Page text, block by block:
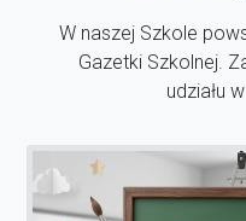
W naszej Szkole
Gazetki Szkolnej.
udziału